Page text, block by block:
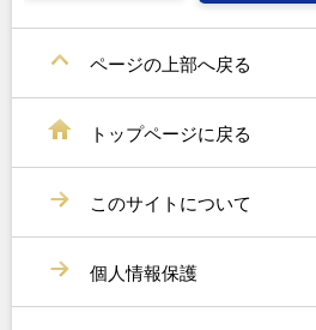
ページの上部へ戻る
トップページに戻る
このサイトについて
個人情報保護